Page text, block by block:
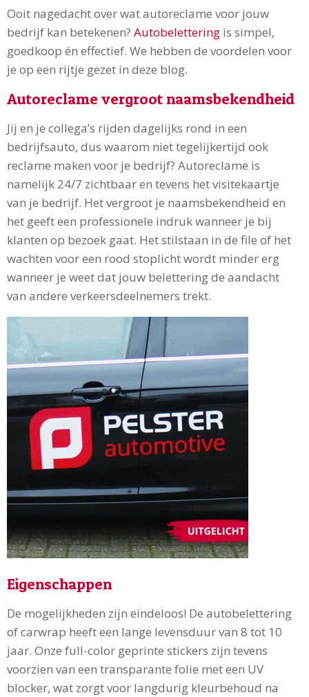
Ooit nagedacht over wat autoreclame voor jouw
bedrijf kan betekenen? Autobelettering is simpel,
goedkoop én effectief. We hebben de voordelen voor
je op een rijtje gezet in deze blog.
Autoreclame vergroot naamsbekendheid
Jij en je collega’s rijden dagelijks rond in een
bedrijfsauto, dus waarom niet tegelijkertijd ook
reclame maken voor je bedrijf? Autoreclame is
namelijk 24/7 zichtbaar en tevens het visitekaartje
van je bedrijf. Het vergroot je naamsbekendheid en
het geeft een professionele indruk wanneer je bij
klanten op bezoek gaat. Het stilstaan in de file of het
wachten voor een rood stoplicht wordt minder erg
wanneer je weet dat jouw belettering de aandacht
van andere verkeersdeelnemers trekt.
Eigenschappen
De mogelijkheden zijn eindeloos! De autobelettering
of carwrap heeft een lange levensduur van 8 tot 10
jaar. Onze full-color geprinte stickers zijn tevens
voorzien van een transparante folie met een UV
blocker, wat zorgt voor langdurig kleurbehoud na